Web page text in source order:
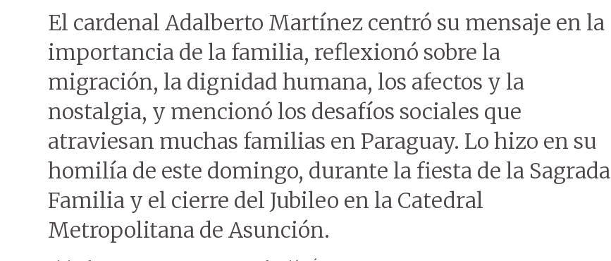
El cardenal Adalberto Martínez centró su mensaje en la
importancia de la familia, reflexionó sobre la
migración, la dignidad humana, los afectos y la
nostalgia, y mencionó los desafíos sociales que
atraviesan muchas familias en Paraguay. Lo hizo en su
homilía de este domingo, durante la fiesta de la Sagrada
Familia y el cierre del Jubileo en la Catedral
Metropolitana de Asunción.